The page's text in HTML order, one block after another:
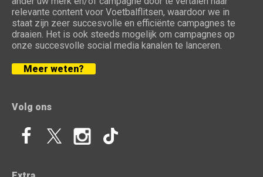
relevante content voor Voetbalflitsen, waardoor we in
staat zijn zeer succesvolle en efficiënte campagnes te
draaien. Het is ook steeds mogelijk om campagnes op
onze succesvolle social media kanalen te lanceren.
Meer weten?
Volg ons